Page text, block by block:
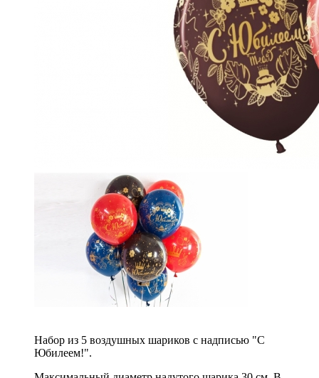
Набор из 5 воздушных шариков с надписью "С
Юбилеем!".